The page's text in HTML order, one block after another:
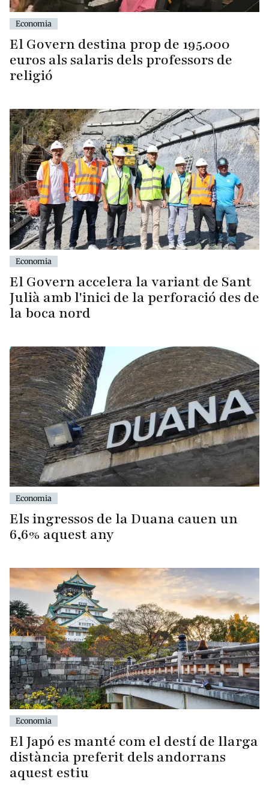
Economia
El Govern destina prop de 195.000
euros als salaris dels professors de
religió
Economia
El Govern accelera la variant de Sant
Julià amb l'inici de la perforació des de
la boca nord
Economia
Els ingressos de la Duana cauen un
6,6% aquest any
Economia
El Japó es manté com el destí de llarga
distància preferit dels andorrans
aquest estiu